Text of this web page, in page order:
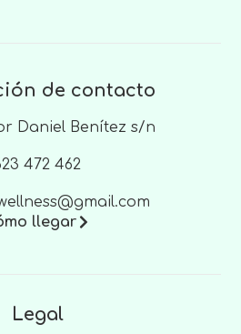
de contacto
Daniel Benítez s/n
472 462
llegar
Legal